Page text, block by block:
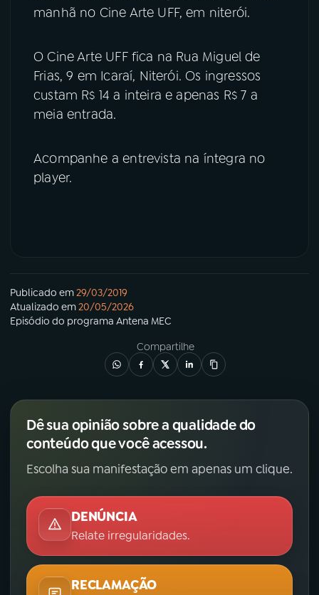
manhã no Cine Arte UFF, em niterói.
O Cine Arte UFF fica na Rua Miguel de
Frias, 9 em Icaraí, Niterói. Os ingressos
custam R$ 14 a inteira e apenas R$ 7 a
meia entrada.
Acompanhe a entrevista na íntegra no
player.
Publicado em29/03/2019
Atualizado em20/05/2026
Episódio do programa Antena MEC
Compartilhe
Dê sua opinião sobre a qualidade do
conteúdo que você acessou.
Escolha sua manifestação em apenas um clique.
DENÚNCIA
Relate irregularidades.
RECLAMAÇÃO